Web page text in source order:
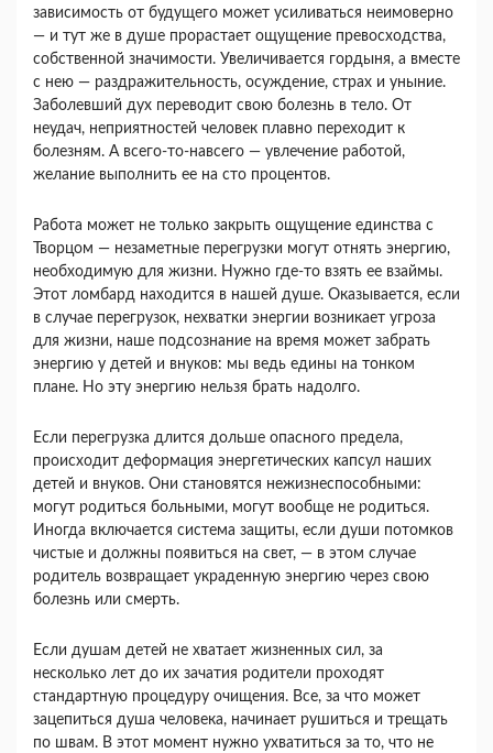
зависимость от будущего может усиливаться неимоверно
— и тут же в душе прорастает ощущение превосходства,
собственной значимости. Увеличивается гордыня, а вместе
с нею — раздражительность, осуждение, страх и уныние.
Заболевший дух переводит свою болезнь в тело. От
неудач, неприятностей человек плавно переходит к
болезням. А всего-то-навсего — увле­чение работой,
желание выполнить ее на сто про­центов.
Работа может не только закрыть ощущение единства с
Творцом — незаметные перегрузки мо­гут отнять энергию,
необходимую для жизни. Нужно где-то взять ее взаймы.
Этот ломбард находится в нашей душе. Оказывается, если
в случае перегрузок, нехватки энергии возникает угроза
для жизни, наше подсознание на время мо­жет забрать
энергию у детей и внуков: мы ведь едины на тонком
плане. Но эту энергию нельзя брать надолго.
Если перегрузка длится дольше опасного предела,
происходит деформация энер­гетических капсул наших
детей и внуков. Они становятся нежизнеспособными:
могут родиться больными, могут вообще не родиться.
Иногда включается система защиты, если души потомков
чистые и должны появиться на свет, — в этом слу­чае
родитель возвращает украденную энергию че­рез свою
болезнь или смерть.
Если душам детей не хватает жизненных сил, за
несколько лет до их зачатия родители проходят
стандартную процедуру очищения. Все, за что мо­жет
зацепиться душа человека, начинает рушиться и трещать
по швам. В этот момент нужно ухва­титься за то, что не